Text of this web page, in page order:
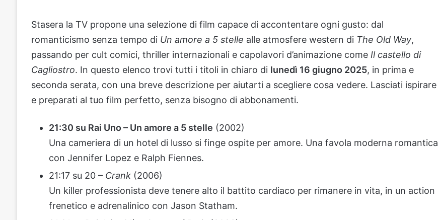
Stasera la TV propone una selezione di film capace di accontentare ogni gusto: dal
romanticismo senza tempo di Un amore a 5 stelle alle atmosfere western di The Old Way,
passando per cult comici, thriller internazionali e capolavori d’animazione come Il castello di
Cagliostro. In questo elenco trovi tutti i titoli in chiaro di lunedì 16 giugno 2025, in prima e
seconda serata, con una breve descrizione per aiutarti a scegliere cosa vedere. Lasciati ispirare
e preparati al tuo film perfetto, senza bisogno di abbonamenti.
21:30 su Rai Uno – Un amore a 5 stelle (2002)
Una cameriera di un hotel di lusso si finge ospite per amore. Una favola moderna romantica
con Jennifer Lopez e Ralph Fiennes.
21:17 su 20 – Crank(2006)
Un killer professionista deve tenere alto il battito cardiaco per rimanere in vita, in un action
frenetico e adrenalinico con Jason Statham.